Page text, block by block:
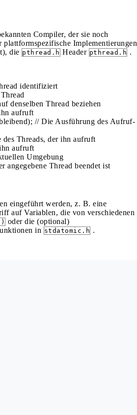
Compiler, der sie noch
Implementierungen
die pthread.h Header pthread.h .
identifiziert
denselben Thread beziehen
aufruft
// Die Ausführung des Aufruf-
Threads, der ihn aufruft
aufruft
Umgebung
Thread beendet ist
eingeführt werden, z. B. eine
auf Variablen, die von verschiedenen
oder die (optional)
in stdatomic.h .